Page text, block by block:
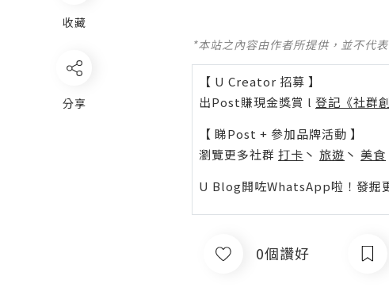
收藏
分享
*本站之內容由作者所提供，並不代
【 U Creator 招募 】
出Post賺現金獎賞 l 登記《社群
【 睇Post + 參加品牌活動 】
瀏覽更多社群 打卡 丶 旅遊 丶 美食
U Blog開咗WhatsApp啦！發掘
0個讚好